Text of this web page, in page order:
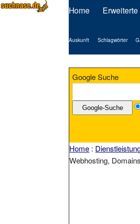
Home
Auskunft Schlagwörter
Google Suche
Home :
Webhosting, Domains